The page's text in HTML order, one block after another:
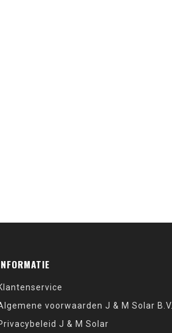
voorwaarden J & M Solar B.V.
J & M Solar